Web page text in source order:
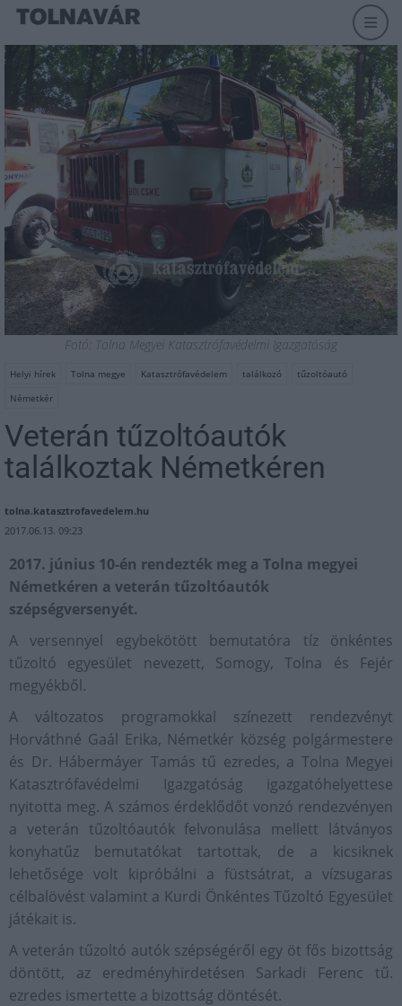
Fotó: Tolna Megyei Katasztrófavédelmi Igazgatóság
Helyi hírek Tolna megye Katasztrófavédelem találkozó
tűzoltóautó
Németkér
Veterán tűzoltóautók
találkoztak Németkéren
tolna.katasztrofavedelem.hu
2017.06.13. 09:23
2017. június 10-én rendezték meg a Tolna megyei
Németkéren a veterán tűzoltóautók
szépségversenyét.
A versennyel egybekötött bemutatóra tíz önkéntes
tűzoltó egyesület nevezett, Somogy, Tolna és Fejér
megyékből.
A változatos programokkal színezett rendezvényt
Horváthné Gaál Erika, Németkér község polgármestere
és Dr. Hábermáyer Tamás tű ezredes, a Tolna Megyei
Katasztrófavédelmi Igazgatóság igazgatóhelyettese
nyitotta meg. A számos érdeklődőt vonzó rendezvényen
a veterán tűzoltóautók felvonulása mellett látványos
konyhatűz bemutatókat tartottak, de a kicsiknek
lehetősége volt kipróbálni a füstsátrat, a vízsugaras
célbalövést valamint a Kurdi Önkéntes Tűzoltó Egyesület
játékait is.
A veterán tűzoltó autók szépségéről egy öt fős bizottság
döntött, az eredményhirdetésen Sarkadi Ferenc tű.
ezredes ismertette a bizottság döntését.